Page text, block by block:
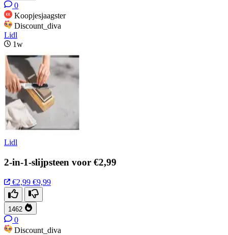
0
Koopjesjaagster
Discount_diva
Lidl
1w
Lidl
2-in-1-slijpsteen voor €2,99
€2,99 €9,99
1462
0
Discount_diva